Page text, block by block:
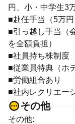
円、小・中学生3
■赴任手当（5万円
■引っ越し手当（
を全額負担）
■社員持ち株制度
■従業員特典（ホ
■労働組合あり
■社内レクリエー
その他
その他: